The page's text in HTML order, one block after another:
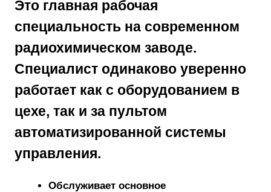
Это главная рабочая
специальность на современном
радиохимическом заводе.
Специалист одинаково уверенно
работает как с оборудованием в
цехе, так и за пультом
автоматизированной системы
управления.
Обслуживает основное